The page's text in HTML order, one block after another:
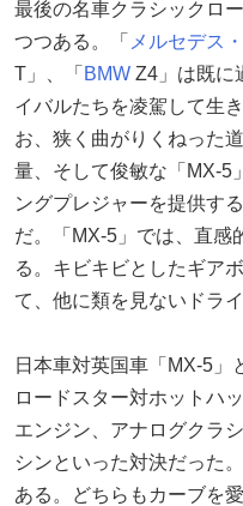
最後の名車クラシックロ
つつある。「 メルセデス
T」、「 BMW Z4」は既に
イバルたちを凌駕して生
お、狭く曲がりくねった
量、そして俊敏な「MX-5
ングプレジャーを提供す
だ。「MX-5」では、直感
る。キビキビとしたギア
て、他に類を見ないドラ
日本車対英国車「MX-5」
ロードスター対ホットハ
エンジン、アナログクラ
シンといった対決だった
ある。どちらもカーブを